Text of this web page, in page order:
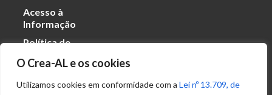
O Crea-AL e os cookies
Utilizamos cookies em conformidade com a Lei nº 13.709, de
Acesso à
Informação
Política de
Dados